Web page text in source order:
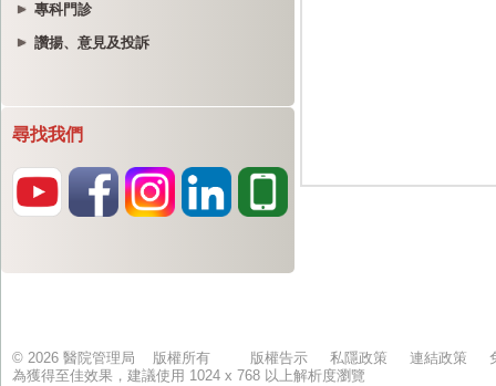
專科門診
讚揚、意見及投訴
尋找我們
© 2026 醫院管理局 版權所有 版權告示 私隱政策 連結政策
為獲得至佳效果，建議使用 1024 x 768 以上解析度瀏覽